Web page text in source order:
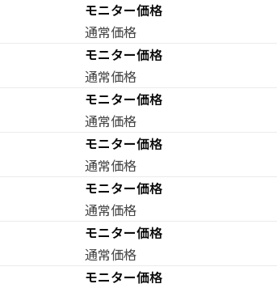
モニター価格
通常価格
モニター価格
通常価格
モニター価格
通常価格
モニター価格
通常価格
モニター価格
通常価格
モニター価格
通常価格
モニター価格